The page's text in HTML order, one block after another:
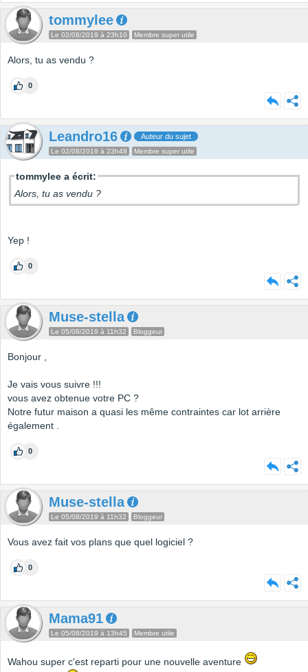
tommylee
Le 02/08/2019 à 23h10 Membre super utile
Alors, tu as vendu ?
0
Leandro16 Auteur du sujet
Le 02/08/2019 à 23h48 Membre super utile
tommylee a écrit:
Alors, tu as vendu ?
Yep !
0
Muse-stella
Le 05/08/2019 à 11h32 Bloggeur
Bonjour ,
Je vais vous suivre !!!
vous avez obtenue votre PC ?
Notre futur maison a quasi les même contraintes car lot arrière
également .
0
Muse-stella
Le 05/08/2019 à 11h32 Bloggeur
Vous avez fait vos plans que quel logiciel ?
0
Mama91
Le 05/08/2019 à 13h45 Membre utile
Wahou super c'est reparti pour une nouvelle aventure